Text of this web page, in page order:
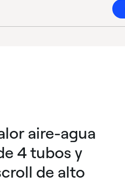
aire-agua
4 tubos y
de alto